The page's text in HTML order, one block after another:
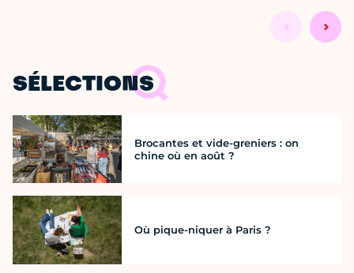
SÉLECTIONS
Brocantes et vide-greniers : on
chine où en août ?
Où pique-niquer à Paris ?